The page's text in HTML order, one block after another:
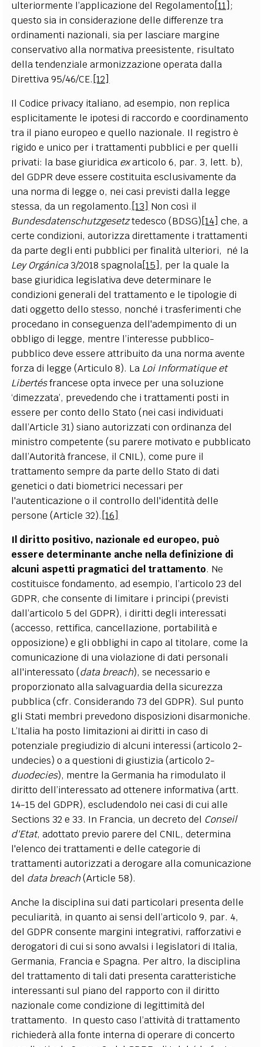
ulteriormente l’applicazione del Regolamento[11] ;
questo sia in considerazione delle differenze tra
ordinamenti nazionali, sia per lasciare margine
conservativo alla normativa preesistente, risultato
della tendenziale armonizzazione operata dalla
Direttiva 95/46/CE. [12]
Il Codice privacy italiano, ad esempio, non replica
esplicitamente le ipotesi di raccordo e coordinamento
tra il piano europeo e quello nazionale. Il registro è
rigido e unico per i trattamenti pubblici e per quelli
privati: la base giuridica exarticolo 6, par. 3, lett. b),
del GDPR deve essere costituita esclusivamente da
una norma di legge o, nei casi previsti dalla legge
stessa, da un regolamento. [13] Non così il
Bundesdatenschutzgesetztedesco (BDSG)[14] che, a
certe condizioni, autorizza direttamente i trattamenti
da parte degli enti pubblici per finalità ulteriori, né la
Ley Orgánica3/2018 spagnola[15] , per la quale la
base giuridica legislativa deve determinare le
condizioni generali del trattamento e le tipologie di
dati oggetto dello stesso, nonché i trasferimenti che
procedano in conseguenza dell'adempimento di un
obbligo di legge, mentre l’interesse pubblico-
pubblico deve essere attribuito da una norma avente
forza di legge (Articulo 8). La Loi Informatique et
Libertésfrancese opta invece per una soluzione
‘dimezzata’, prevedendo che i trattamenti posti in
essere per conto dello Stato (nei casi individuati
dall’Article 31) siano autorizzati con ordinanza del
ministro competente (su parere motivato e pubblicato
dall’Autorità francese, il CNIL), come pure il
trattamento sempre da parte dello Stato di dati
genetici o dati biometrici necessari per
l'autenticazione o il controllo dell'identità delle
persone (Article 32). [16]
Il diritto positivo, nazionale ed europeo, può
essere determinante anche nella definizione di
alcuni aspetti pragmatici del trattamento. Ne
costituisce fondamento, ad esempio, l’articolo 23 del
GDPR, che consente di limitare i principi (previsti
dall’articolo 5 del GDPR), i diritti degli interessati
(accesso, rettifica, cancellazione, portabilità e
opposizione) e gli obblighi in capo al titolare, come la
comunicazione di una violazione di dati personali
all'interessato (data breach), se necessario e
proporzionato alla salvaguardia della sicurezza
pubblica (cfr. Considerando 73 del GDPR). Sul punto
gli Stati membri prevedono disposizioni disarmoniche.
L’Italia ha posto limitazioni ai diritti in caso di
potenziale pregiudizio di alcuni interessi (articolo 2-
undecies) o a questioni di giustizia (articolo 2-
duodecies), mentre la Germania ha rimodulato il
diritto dell’interessato ad ottenere informativa (artt.
14-15 del GDPR), escludendolo nei casi di cui alle
Sections 32 e 33. In Francia, un decreto del Conseil
d'Etat, adottato previo parere del CNIL, determina
l'elenco dei trattamenti e delle categorie di
trattamenti autorizzati a derogare alla comunicazione
del data breach(Article 58).
Anche la disciplina sui dati particolari presenta delle
peculiarità, in quanto ai sensi dell’articolo 9, par. 4,
del GDPR consente margini integrativi, rafforzativi e
derogatori di cui si sono avvalsi i legislatori di Italia,
Germania, Francia e Spagna. Per altro, la disciplina
del trattamento di tali dati presenta caratteristiche
interessanti sul piano del rapporto con il diritto
nazionale come condizione di legittimità del
trattamento. In questo caso l’attività di trattamento
richiederà alla fonte interna di operare di concerto